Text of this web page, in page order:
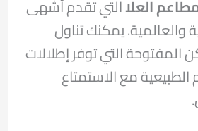
العلاالتي تقدم أشهى
والعالمية. يمكنك تناول
المفتوحة التي توفر إطلالات
الطبيعية مع الاستمتاع